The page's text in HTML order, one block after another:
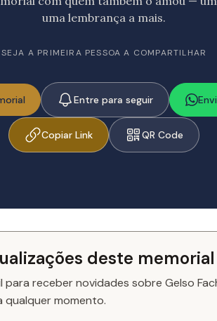
uma lembrança a mais.
SEJA A PRIMEIRA PESSOA A COMPARTILHAR
Entre para seguir
Copiar Link QR Code
deste memorial
para receber novidades sobre Gelso
qualquer momento.